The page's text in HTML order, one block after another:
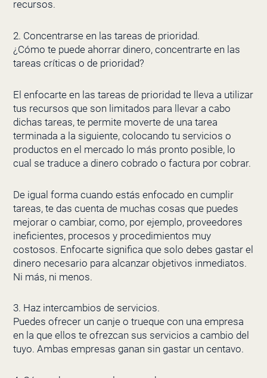
recursos.
2. Concentrarse en las tareas de prioridad.
¿Cómo te puede ahorrar dinero, concentrarte en las
tareas críticas o de prioridad?
El enfocarte en las tareas de prioridad te lleva a utilizar
tus recursos que son limitados para llevar a cabo
dichas tareas, te permite moverte de una tarea
terminada a la siguiente, colocando tu servicios o
productos en el mercado lo más pronto posible, lo
cual se traduce a dinero cobrado o factura por cobrar.
De igual forma cuando estás enfocado en cumplir
tareas, te das cuenta de muchas cosas que puedes
mejorar o cambiar, como, por ejemplo, proveedores
ineficientes, procesos y procedimientos muy
costosos. Enfocarte significa que solo debes gastar el
dinero necesario para alcanzar objetivos inmediatos.
Ni más, ni menos.
3. Haz intercambios de servicios.
Puedes ofrecer un canje o trueque con una empresa
en la que ellos te ofrezcan sus servicios a cambio del
tuyo. Ambas empresas ganan sin gastar un centavo.